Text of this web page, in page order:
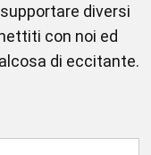
diversi
con noi ed
di eccitante.